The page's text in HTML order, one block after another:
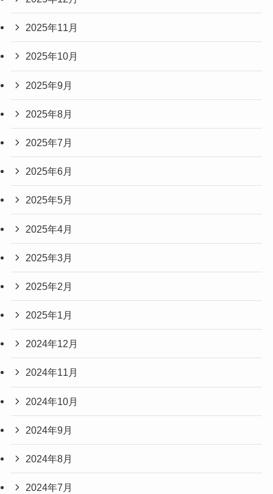
2025年11月
2025年10月
2025年9月
2025年8月
2025年7月
2025年6月
2025年5月
2025年4月
2025年3月
2025年2月
2025年1月
2024年12月
2024年11月
2024年10月
2024年9月
2024年8月
2024年7月